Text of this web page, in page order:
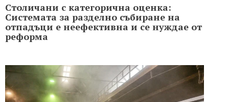
Столичани с категорична оценка:
Системата за разделно събиране на
отпадъци е неефективна и се нуждае от
реформа